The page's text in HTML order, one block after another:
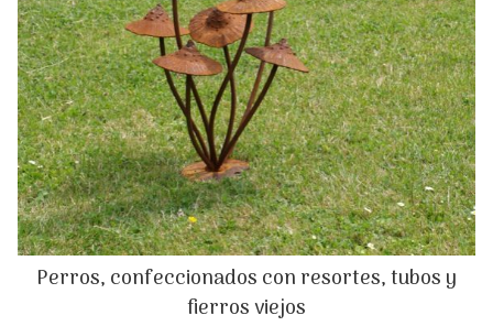
Perros, confeccionados con resortes, tubos y
fierros viejos